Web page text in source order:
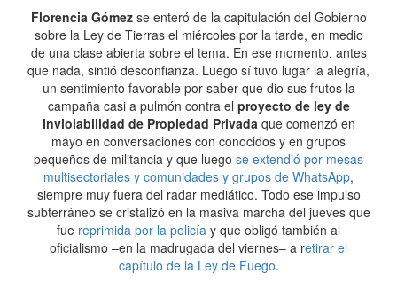
Florencia Gómezse enteró de la capitulación del Gobierno
sobre la Ley de Tierras el miércoles por la tarde, en medio
de una clase abierta sobre el tema. En ese momento, antes
que nada, sintió desconfianza. Luego sí tuvo lugar la alegría,
un sentimiento favorable por saber que dio sus frutos la
campaña casi a pulmón contra el proyecto de ley de
Inviolabilidad de Propiedad Privadaque comenzó en
mayo en conversaciones con conocidos y en grupos
pequeños de militancia y que luego se extendió por mesas
multisectoriales y comunidades y grupos de WhatsApp,
siempre muy fuera del radar mediático. Todo ese impulso
subterráneo se cristalizó en la masiva marcha del jueves que
fue reprimida por la policía y que obligó también al
oficialismo –en la madrugada del viernes– a retirar el
capítulo de la Ley de Fuego.